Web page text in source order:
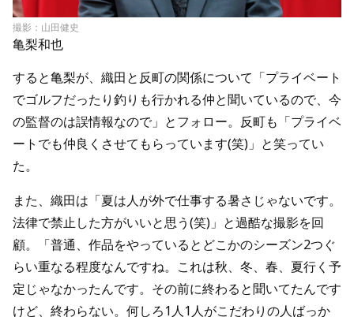
撮影：山田健史
亀梨和也
すると亀梨が、織田と反町の関係について「プライベート
でゴルフだったり釣りも行かれる仲と聞いているので、今
の監督のは誤情報なので」とフォロー。反町も「プライベ
ートでも仲良くさせてもらっています(笑)」と笑ってい
た。
また、織田は「夏は人が外で仕事する暑さじゃないです。
法律で禁止した方がいいと思う(笑)」と過酷な撮影を回
顧。「普通、作品をやっているとどこかのシーズン2つぐ
らい重なる程度なんですね。これは秋、冬、春、夏行く予
定じゃなかったんです。その前に終わると聞いてたんです
けど、終わらない。何しろ1人1人がこだわりの人ばっか